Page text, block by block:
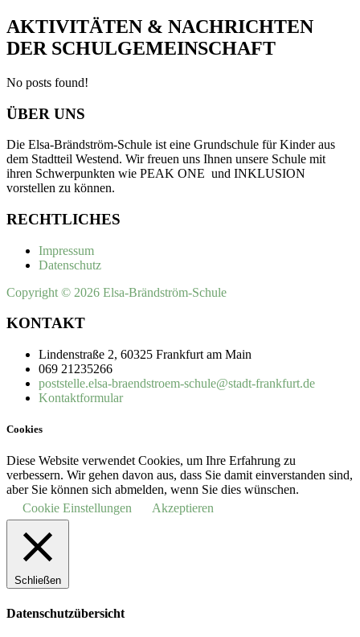
AKTIVITÄTEN & NACHRICHTEN
DER SCHULGEMEINSCHAFT
No posts found!
ÜBER UNS
Die Elsa-Brändström-Schule ist eine Grundschule für Kinder aus
dem Stadtteil Westend. Wir freuen uns Ihnen unsere Schule mit
ihren Schwerpunkten wie PEAK ONE und INKLUSION
vorstellen zu können.
RECHTLICHES
Impressum
Datenschutz
Copyright © 2026 Elsa-Brändström-Schule
KONTAKT
Lindenstraße 2, 60325 Frankfurt am Main
069 21235266
poststelle.elsa-braendstroem-schule@stadt-frankfurt.de
Kontaktformular
Cookies
Diese Website verwendet Cookies, um Ihre Erfahrung zu
verbessern. Wir gehen davon aus, dass Sie damit einverstanden sind,
aber Sie können sich abmelden, wenn Sie dies wünschen.
Cookie Einstellungen
Akzeptieren
Schließen
Datenschutzübersicht